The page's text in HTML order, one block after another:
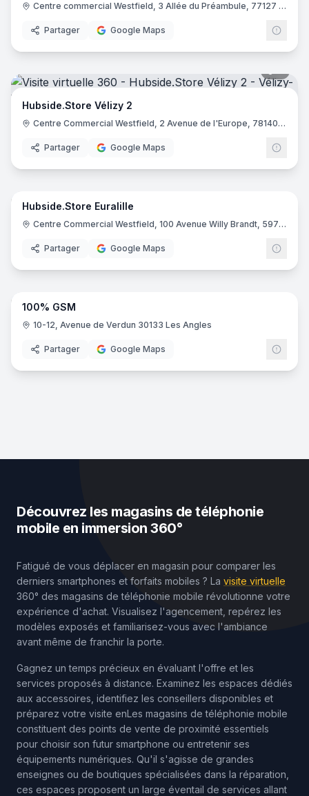
Centre commercial Westfield, 3 Allée du Préambule, 77127 Lieusaint
Partager Google Maps
Hubside.Store Vélizy 2
Centre Commercial Westfield, 2 Avenue de l'Europe, 78140 Vélizy-Villacoublay
Partager Google Maps
7
Hubside.Store Euralille
Centre Commercial Westfield, 100 Avenue Willy Brandt, 59777 Lille
Partager Google Maps
8
100% GSM
10-12, Avenue de Verdun 30133 Les Angles
Partager Google Maps
Découvrez les magasins de téléphonie
mobile en immersion 360°
Fatigué de vous déplacer en magasin pour comparer les
derniers smartphones et forfaits mobiles ? La visite virtuelle
360° des magasins de téléphonie mobile révolutionne votre
expérience d'achat. Visualisez l'agencement, repérez les
modèles exposés et familiarisez-vous avec l'ambiance
avant même de franchir la porte.
Gagnez un temps précieux en évaluant l'offre et les
services proposés à distance. Examinez les espaces dédiés
aux accessoires, identifiez les conseillers disponibles et
préparez votre visite enLes magasins de téléphonie mobile
constituent des points de vente de proximité essentiels
pour choisir son futur smartphone ou entretenir ses
équipements numériques. Qu'il s'agisse de grandes
enseignes ou de boutiques spécialisées dans la réparation,
ces espaces proposent un large éventail de services allant